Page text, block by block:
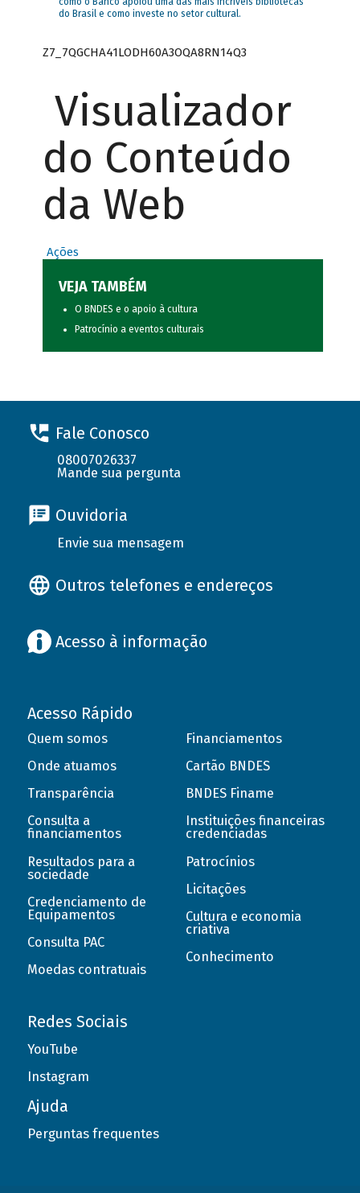
do Brasil e como investe no setor cultural.
Z7_7QGCHA41LODH60A3OQA8RN14Q3
Visualizador
do Conteúdo
da Web
Ações
VEJA TAMBÉM
O BNDES e o apoio à cultura
Patrocínio a eventos culturais
Fale Conosco
08007026337
Mande sua pergunta
Ouvidoria
Envie sua mensagem
Outros telefones e endereços
Acesso à informação
Acesso Rápido
Quem somos
Onde atuamos
Transparência
Consulta a
financiamentos
Resultados para a
sociedade
Credenciamento de
Equipamentos
Consulta PAC
Moedas contratuais
Financiamentos
Cartão BNDES
BNDES Finame
Instituições financeiras
credenciadas
Patrocínios
Licitações
Cultura e economia
criativa
Conhecimento
Redes Sociais
YouTube
Instagram
Ajuda
Perguntas frequentes